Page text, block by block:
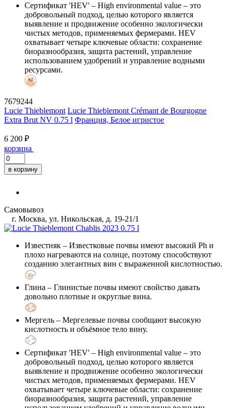
Сертификат 'HEV' – High environmental value – это
добровольный подход, целью которого является
выявление и продвижение особенно экологически
чистых методов, применяемых фермерами. HEV
охватывает четыре ключевые области: сохранение
биоразнообразия, защита растений, управление
использованием удобрений и управление водными
ресурсами.
7679244
Lucie Thieblemont Lucie Thieblemont Crémant de Bourgogne
Extra Brut NV 0.75 l Франция, Белое игристое
6 200 ₽
корзина
в корзину
Самовывоз
г. Москва, ул. Никольская, д. 19-21/1
Известняк – Известковые почвы имеют высокий Ph и
плохо нагреваются на солнце, поэтому способствуют
созданию элегантных вин с выраженной кислотностью.
Глина – Глинистые почвы имеют свойство давать
довольно плотные и округлые вина.
Мергель – Мергелевые почвы сообщают высокую
кислотность и объёмное тело вину.
Сертификат 'HEV' – High environmental value – это
добровольный подход, целью которого является
выявление и продвижение особенно экологически
чистых методов, применяемых фермерами. HEV
охватывает четыре ключевые области: сохранение
биоразнообразия, защита растений, управление